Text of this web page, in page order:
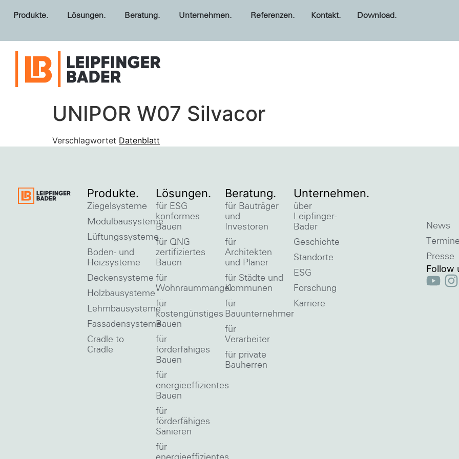
Produkte. Lösungen. Beratung. Unternehmen. Referenzen. Kontakt. Download.
UNIPOR W07 Silvacor
Verschlagwortet Datenblatt
Produkte.
Ziegelsysteme
Modulbausysteme
Lüftungssysteme
Boden- und
Heizsysteme
Deckensysteme
Holzbausysteme
Lehmbausysteme
Fassadensysteme
Cradle to
Cradle
Lösungen.
für ESG
konformes
Bauen
für QNG
zertifiziertes
Bauen
für
Wohnraummangel
für
kostengünstiges
Bauen
für
förderfähiges
Bauen
für
energieeffizientes
Bauen
für
förderfähiges
Sanieren
für
Beratung.
für Bauträger
und
Investoren
für
Architekten
und Planer
für Städte und
Kommunen
für
Bauunternehmer
für
Verarbeiter
für private
Bauherren
Unternehmen.
über
Leipfinger-
Bader
Geschichte
Standorte
ESG
Forschung
Karriere
News
Termine
Presse
Follow